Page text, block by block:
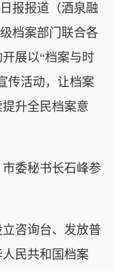
报报道（酒泉融
档案部门联合各
展以“档案与时
传活动，让档案
升全民档案意
委秘书长石峰参
咨询台、发放普
民共和国档案